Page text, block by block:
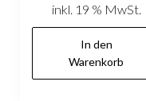
inkl. 19 % MwSt.
In den
Warenkorb